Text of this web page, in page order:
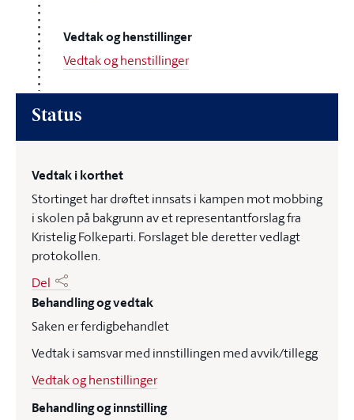
Vedtak og henstillinger
Vedtak og henstillinger
Status
Vedtak i korthet
Stortinget har drøftet innsats i kampen mot mobbing
i skolen på bakgrunn av et representantforslag fra
Kristelig Folkeparti. Forslaget ble deretter vedlagt
protokollen.
Del
Behandling og vedtak
Saken er ferdigbehandlet
Vedtak i samsvar med innstillingen med avvik/tillegg
Vedtak og henstillinger
Behandling og innstilling